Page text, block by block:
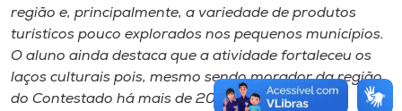
região e, principalmente, a variedade de produtos
turísticos pouco explorados nos pequenos municípios.
O aluno ainda destaca que a atividade fortaleceu os
laços culturais pois, mesmo sendo morador da região
do Contestado há mais de 20 anos, afirma que